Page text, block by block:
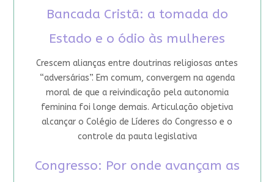
Bancada Cristã: a tomada do
Estado e o ódio às mulheres
Crescem alianças entre doutrinas religiosas antes
“adversárias”. Em comum, convergem na agenda
moral de que a reivindicação pela autonomia
feminina foi longe demais. Articulação objetiva
alcançar o Colégio de Líderes do Congresso e o
controle da pauta legislativa
Congresso: Por onde avançam as